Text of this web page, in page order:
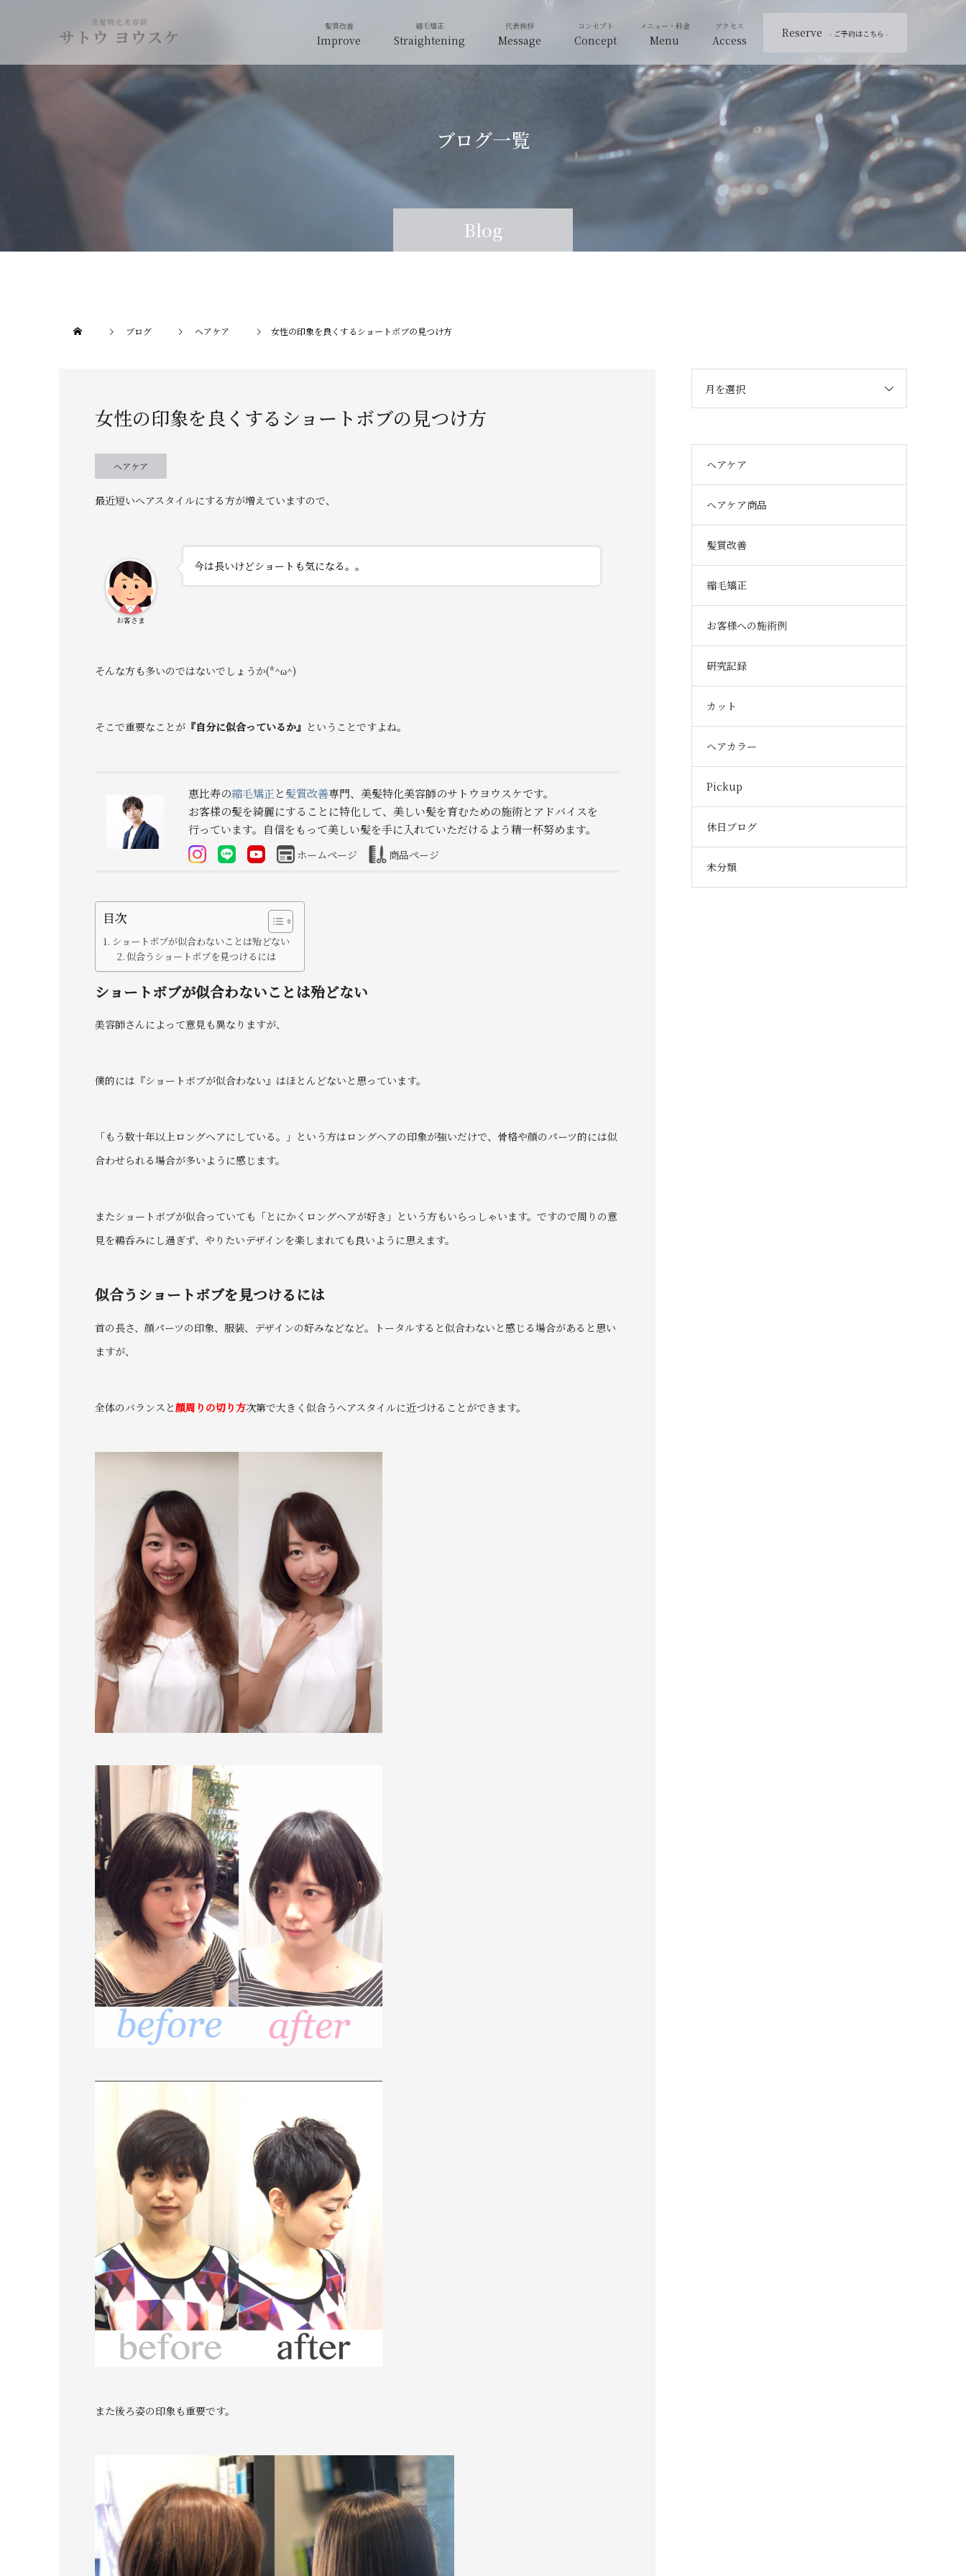
Improve Straightening Message Concept Menu Access
Reserve - ご予約はこちら -
Blog
Blog
ブログ一覧
ブログ ヘアケア 女性の印象を良くするショートボブの見つけ方
女性の印象を良くするショートボブの見つけ方
ヘアケア
最近短いヘアスタイルにする方が増えていますので、
今は長いけどショートも気になる。。
お客さま
そんな方も多いのではないでしょうか(*^ω^)
そこで重要なことが 『自分に似合っているか』 ということですよね。
恵比寿の縮毛矯正と髪質改善専門、美髪特化美容師のサトウヨウスケです。
お客様の髪を綺麗にすることに特化して、美しい髪を育むための施術とアドバイスを
行っています。自信をもって美しい髪を手に入れていただけるよう精一杯努めます。
ホームページ 商品ページ
目次
ショートボブが似合わないことは殆どない
似合うショートボブを見つけるには
ショートボブが似合わないことは殆どない
美容師さんによって意見も異なりますが、
僕的には『ショートボブが似合わない』はほとんどないと思っています。
「もう数十年以上ロングヘアにしている。」という方はロングヘアの印象が強いだけで、骨格や顔のパーツ的には似
合わせられる場合が多いように感じます。
またショートボブが似合っていても「とにかくロングヘアが好き」という方もいらっしゃいます。ですので周りの意
見を鵜呑みにし過ぎず、やりたいデザインを楽しまれても良いように思えます。
似合うショートボブを見つけるには
首の長さ、顔パーツの印象、服装、デザインの好みなどなど。トータルすると似合わないと感じる場合があると思い
ますが、
全体のバランスと顔周りの切り方次第で大きく似合うヘアスタイルに近づけることができます。
また後ろ姿の印象も重要です。
月を選択
ヘアケア
ヘアケア商品
髪質改善
縮毛矯正
お客様への施術例
研究記録
カット
ヘアカラー
Pickup
休日ブログ
未分類